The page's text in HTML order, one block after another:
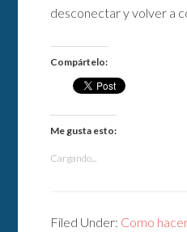
desconectar y volver a
Compártelo:
Me gusta esto:
Cargando...
Filed Under: Como